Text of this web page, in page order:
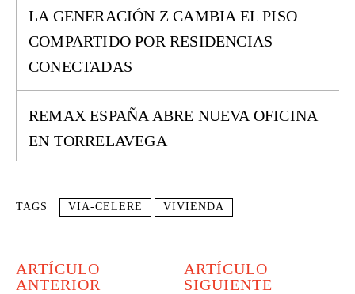
LA GENERACIÓN Z CAMBIA EL PISO
COMPARTIDO POR RESIDENCIAS
CONECTADAS
REMAX ESPAÑA ABRE NUEVA OFICINA
EN TORRELAVEGA
TAGS VIA-CELERE VIVIENDA
ARTÍCULO
ANTERIOR
ARTÍCULO
SIGUIENTE